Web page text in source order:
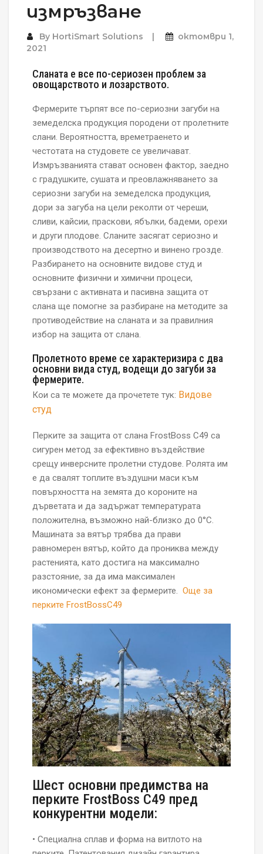
измръзване
By HortiSmart Solutions
октомври 1,
2021
Сланата е все по-сериозен проблем за
овощарството и лозарството.
Фермерите търпят все по-сериозни загуби на
земеделска продукция породени от пролетните
слани. Вероятността, времетраенето и
честотата на студовете се увеличават.
Измръзванията стават основен фактор, заедно
с градушките, сушата и преовлажняването за
сериозни загуби на земеделска продукция,
дори за загуба на цели реколти от череши,
сливи, кайсии, праскови, ябълки, бадеми, орехи
и други плодове. Сланите засягат сериозно и
производството на десертно и винено грозде.
Разбирането на основните видове студ и
основните физични и химични процеси,
свързани с активната и пасивна защита от
слана ще помогне за разбиране на методите за
противодействие на сланата и за правилния
избор на защита от слана.
Пролетното време се характеризира с два
основни вида студ, водещи до загуби за
фермерите.
Кои са те можете да прочетете тук: Видове
студ
Перките за защита от слана FrostBoss C49 са
сигурен метод за ефективно въздействие
срещу инверсните пролетни студове. Ролята им
е да свалят топлите въздушни маси към
повърхността на земята до короните на
дърветата и да задържат температурата
положителна, възможно най-близко до 0°С.
Машината за вятър трябва да прави
равномерен вятър, който да прониква между
растенията, като достига на максимално
разстояние, за да има максимален
икономически ефект за фермерите. Още за
перките FrostBossC49
Шест основни предимства на
перките FrostBoss C49 пред
конкурентни модели:
• Специална сплав и форма на витлото на